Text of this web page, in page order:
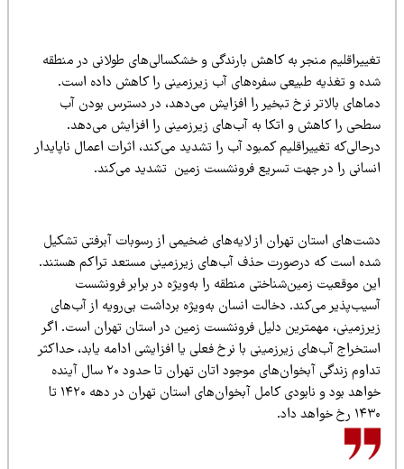
منجر به کاهش بارندگی و خشکسالی‌های طولانی در منطقه
و تغذیه طبیعی سفره‌های آب زیرزمینی را کاهش داده است.
بالاتر نرخ تبخیر را افزایش می‌دهد، در دسترس بودن آب
را کاهش و اتکا به آب‌های زیرزمینی را افزایش می‌دهد.
تغییراقلیم کمبود آب را تشدید می‌کند، اثرات اعمال ناپایدار
را در جهت تسریع فرونشست زمین تشدید می‌کند.
استان تهران از لایه‌های ضخیمی از رسوبات آبرفتی تشکیل
است که درصورت حذف آب‌های زیرزمینی مستعد تراکم هستند.
موقعیت زمین‌شناختی منطقه را به‌ویژه در برابر فرونشست
می‌کند. دخالت انسان به‌ویژه برداشت بی‌رویه از آب‌های
مهمترین دلیل فرونشست زمین در استان تهران است. اگر
آب‌های زیرزمینی با نرخ فعلی یا افزایشی ادامه یابد، حداکثر
تداوم زندگی آبخوان‌های موجود اتان تهران تا حدود ۲۰ سال آینده
خواهد بود و نابودی کامل آبخوان‌های استان تهران در دهه ۱۴۲۰ تا